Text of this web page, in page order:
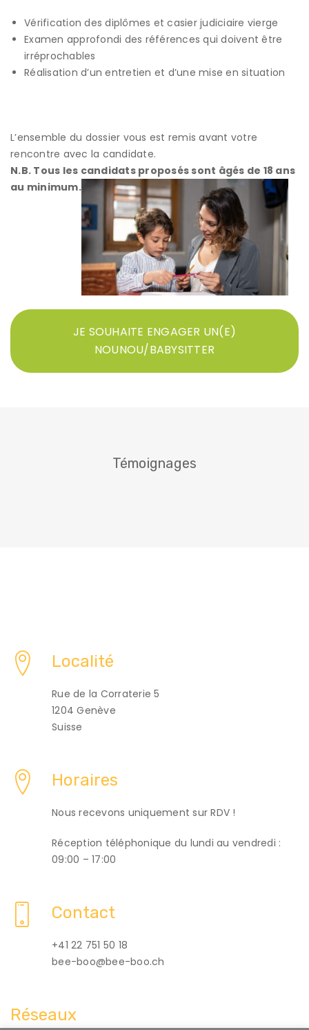
Vérification des diplômes et casier judiciaire vierge
Examen approfondi des références qui doivent être
irréprochables
Réalisation d’un entretien et d’une mise en situation
L’ensemble du dossier vous est remis avant votre
rencontre avec la candidate.
N.B. Tous les candidats proposés sont âgés de 18 ans
au minimum.
JE SOUHAITE ENGAGER UN(E)
NOUNOU/BABYSITTER
Témoignages
Localité
Rue de la Corraterie 5
1204 Genève
Suisse
Horaires
Nous recevons uniquement sur RDV !
Réception téléphonique du lundi au vendredi :
09:00 – 17:00
Contact
+41 22 751 50 18
bee-boo@bee-boo.ch
Réseaux